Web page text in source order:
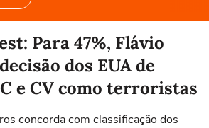
Para 47%, Flávio
dos EUA de
e CV como terroristas
concorda com classificação dos